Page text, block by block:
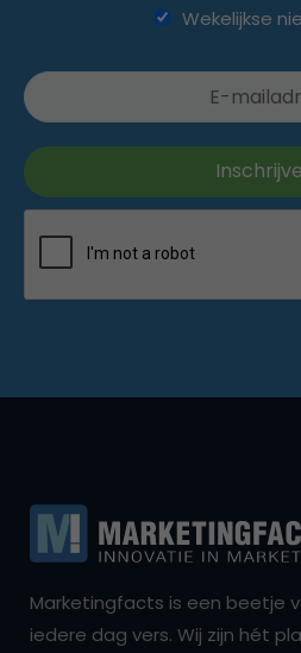
Wekelijkse
Marketingfacts is een beetje
iedere dag vers. Wij zijn hét